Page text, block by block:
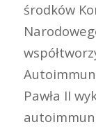
środków
Pawła II